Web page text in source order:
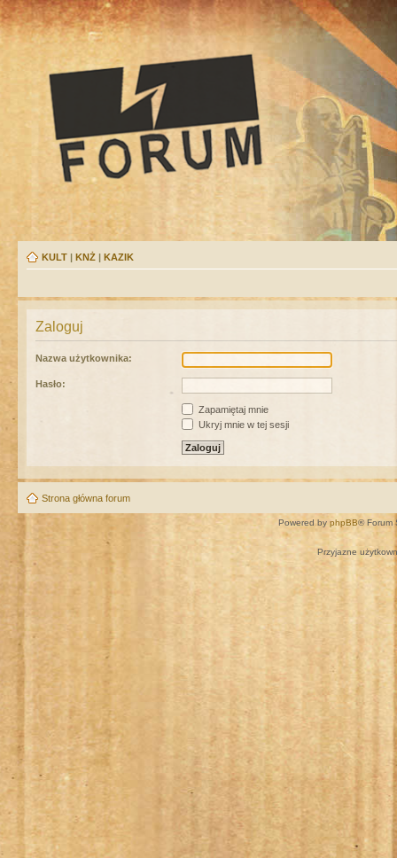
KULT | KNŻ | KAZIK
Zaloguj
Nazwa użytkownika:
Hasło:
Zapamiętaj mnie
Ukryj mnie w tej sesji
Strona główna forum
Powered by phpBB® Forum
Przyjazne